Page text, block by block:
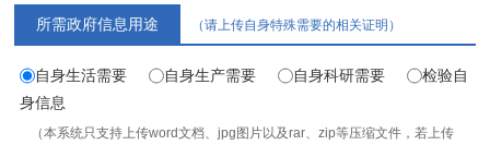
所需政府信息用途 （请上传自身特殊需要的相关证明）
自身生活需要 自身生产需要 自身科研需要
检验自
身信息
（本系统只支持上传word文档、jpg图片以及rar、zip等压缩文件，若上传